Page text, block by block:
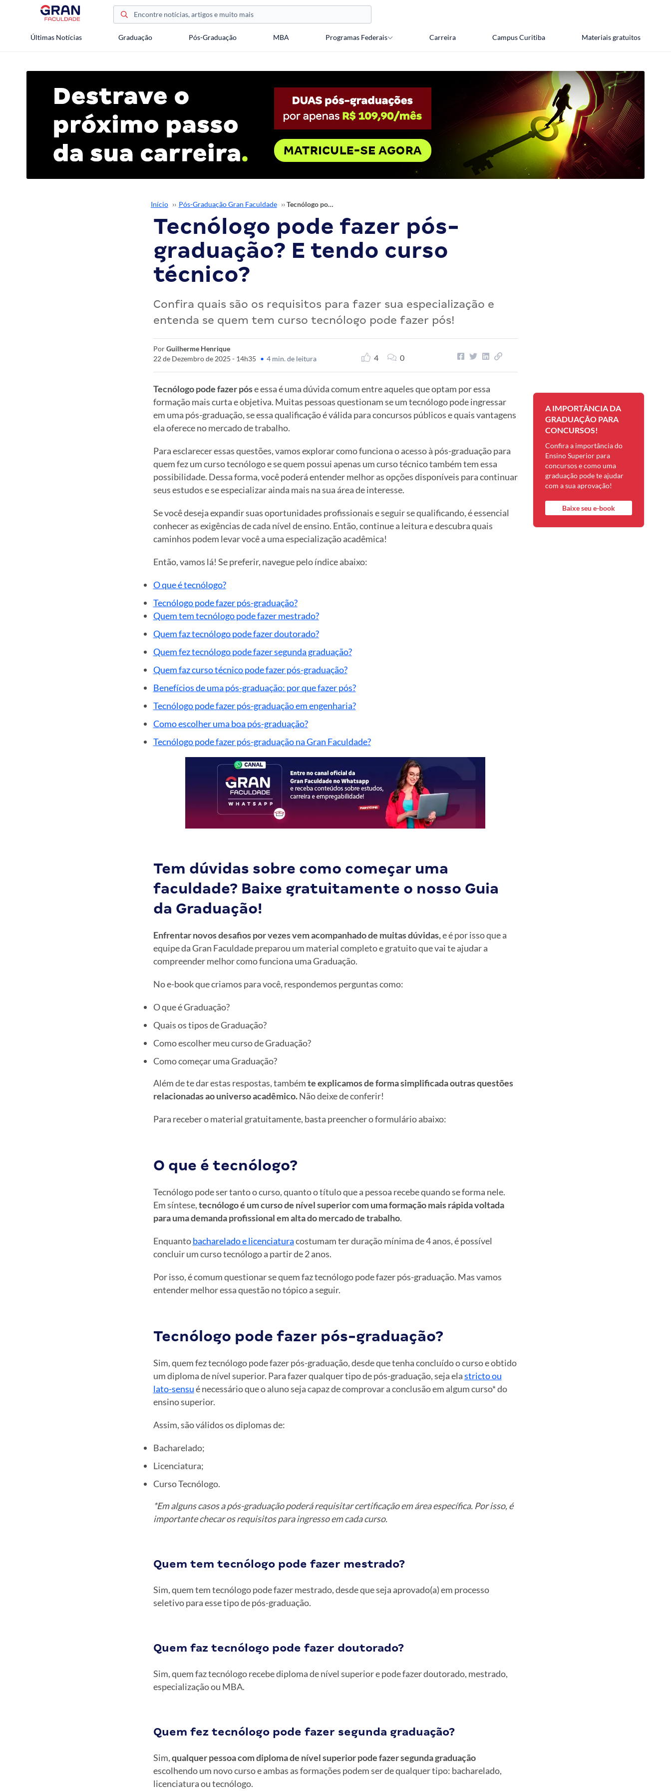
Últimas Notícias Graduação Pós-Graduação MBA Programas Federais Carreira Campus Curitiba Materiais gratuitos
Início ›› Pós-Graduação Gran Faculdade ›› Tecnólogo pode fazer pós-graduação? E tendo curso técnico?
Tecnólogo pode fazer pós-
graduação? E tendo curso
técnico?
Confira quais são os requisitos para fazer sua especialização e
entenda se quem tem curso tecnólogo pode fazer pós!
PorGuilherme Henrique
22 de Dezembro de 2025 - 14h35 • 4 min. de leitura 4 0
Tecnólogo pode fazer póse essa é uma dúvida comum entre aqueles que optam por essa
formação mais curta e objetiva. Muitas pessoas questionam se um tecnólogo pode ingressar
em uma pós-graduação, se essa qualificação é válida para concursos públicos e quais vantagens
ela oferece no mercado de trabalho.
Para esclarecer essas questões, vamos explorar como funciona o acesso à pós-graduação para
quem fez um curso tecnólogo e se quem possui apenas um curso técnico também tem essa
possibilidade. Dessa forma, você poderá entender melhor as opções disponíveis para continuar
seus estudos e se especializar ainda mais na sua área de interesse.
Se você deseja expandir suas oportunidades profissionais e seguir se qualificando, é essencial
conhecer as exigências de cada nível de ensino. Então, continue a leitura e descubra quais
caminhos podem levar você a uma especialização acadêmica!
Então, vamos lá! Se preferir, navegue pelo índice abaixo:
O que é tecnólogo?
Tecnólogo pode fazer pós-graduação?
Quem tem tecnólogo pode fazer mestrado?
Quem faz tecnólogo pode fazer doutorado?
Quem fez tecnólogo pode fazer segunda graduação?
Quem faz curso técnico pode fazer pós-graduação?
Benefícios de uma pós-graduação: por que fazer pós?
Tecnólogo pode fazer pós-graduação em engenharia?
Como escolher uma boa pós-graduação?
Tecnólogo pode fazer pós-graduação na Gran Faculdade?
Tem dúvidas sobre como começar uma
faculdade? Baixe gratuitamente o nosso Guia
da Graduação!
Enfrentar novos desafios por vezes vem acompanhado de muitas dúvidas,e é por isso que a
equipe da Gran Faculdade preparou um material completo e gratuito que vai te ajudar a
compreender melhor como funciona uma Graduação.
No e-book que criamos para você, respondemos perguntas como:
O que é Graduação?
Quais os tipos de Graduação?
Como escolher meu curso de Graduação?
Como começar uma Graduação?
Além de te dar estas respostas, tambémte explicamos de forma simplificada outras questões
relacionadas ao universo acadêmico.Não deixe de conferir!
Para receber o material gratuitamente, basta preencher o formulário abaixo:
O que é tecnólogo?
Tecnólogo pode ser tanto o curso, quanto o título que a pessoa recebe quando se forma nele.
Em síntese,tecnólogo é um curso de nível superior com uma formação mais rápida voltada
para uma demanda profissional em alta do mercado de trabalho.
Enquantobacharelado e licenciaturacostumam ter duração mínima de 4 anos, é possível
concluir um curso tecnólogo a partir de 2 anos.
Por isso, é comum questionar se quem faz tecnólogo pode fazer pós-graduação. Mas vamos
entender melhor essa questão no tópico a seguir.
Tecnólogo pode fazer pós-graduação?
Sim, quem fez tecnólogo pode fazer pós-graduação, desde que tenha concluído o curso e obtido
um diploma de nível superior. Para fazer qualquer tipo de pós-graduação, seja elastricto ou
lato-sensué necessário que o aluno seja capaz de comprovar a conclusão em algum curso* do
ensino superior.
Assim, são válidos os diplomas de:
Bacharelado;
Licenciatura;
Curso Tecnólogo.
*Em alguns casos a pós-graduação poderá requisitar certificação em área específica. Por isso, é
importante checar os requisitos para ingresso em cada curso.
Quem tem tecnólogo pode fazer mestrado?
Sim, quem tem tecnólogo pode fazer mestrado, desde que seja aprovado(a) em processo
seletivo para esse tipo de pós-graduação.
Quem faz tecnólogo pode fazer doutorado?
Sim, quem faz tecnólogo recebe diploma de nível superior e pode fazer doutorado, mestrado,
especialização ou MBA.
Quem fez tecnólogo pode fazer segunda graduação?
Sim,qualquer pessoa com diploma de nível superior pode fazer segunda graduação
escolhendo um novo curso e ambas as formações podem ser de qualquer tipo: bacharelado,
licenciatura ou tecnólogo.
A IMPORTÂNCIA DA
GRADUAÇÃO PARA
CONCURSOS!
Confira a importância do
Ensino Superior para
concursos e como uma
graduação pode te ajudar
com a sua aprovação!
Baixe seu e-book